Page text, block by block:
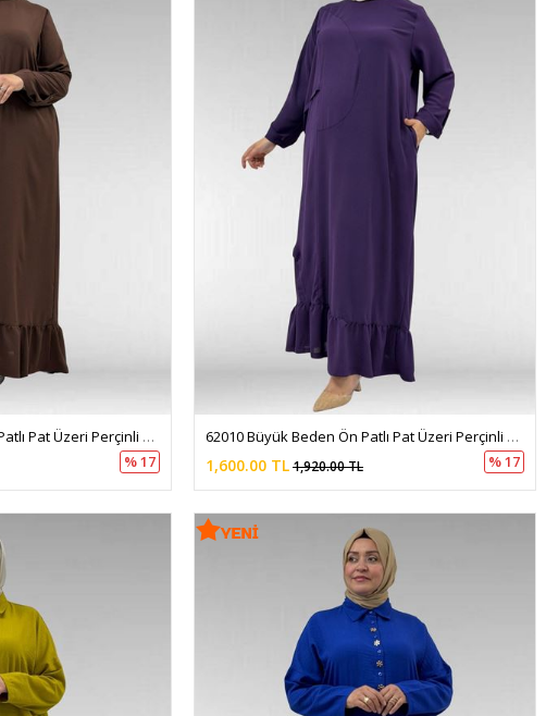
62010 Büyük Beden Ön Patlı Pat Üzeri Perçinli Airobin Elbise - Kahve
% 17
62010 Büyük Beden Ön Patlı Pat Üzeri Perçinli Airobin Elbise - Mürdüm
1,600.00 TL1,920.00 TL % 17